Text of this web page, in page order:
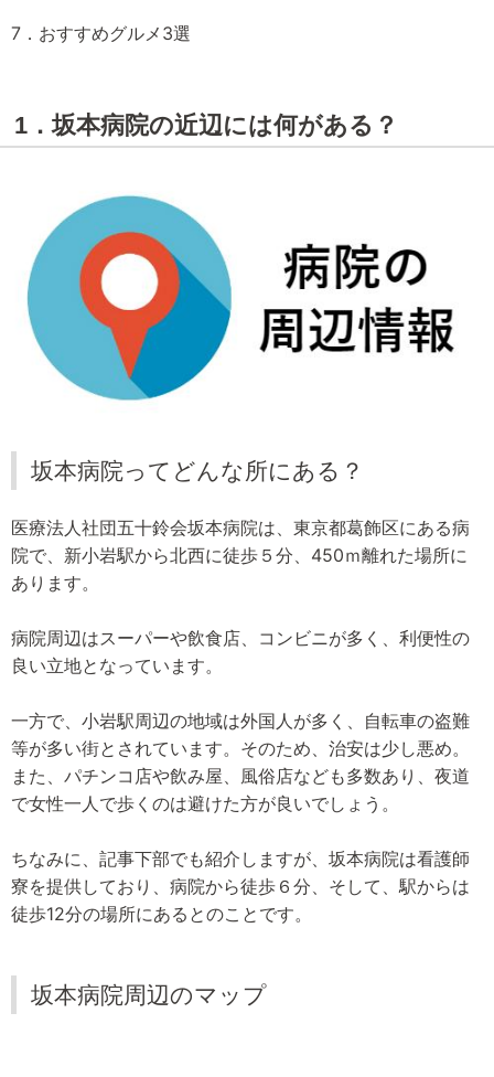
7．おすすめグルメ3選
1．坂本病院の近辺には何がある？
坂本病院ってどんな所にある？
医療法人社団五十鈴会坂本病院は、東京都葛飾区にある病
院で、新小岩駅から北西に徒歩５分、450ｍ離れた場所に
あります。
病院周辺はスーパーや飲食店、コンビニが多く、利便性の
良い立地となっています。
一方で、小岩駅周辺の地域は外国人が多く、自転車の盗難
等が多い街とされています。そのため、治安は少し悪め。
また、パチンコ店や飲み屋、風俗店なども多数あり、夜道
で女性一人で歩くのは避けた方が良いでしょう。
ちなみに、記事下部でも紹介しますが、坂本病院は看護師
寮を提供しており、病院から徒歩６分、そして、駅からは
徒歩12分の場所にあるとのことです。
坂本病院周辺のマップ